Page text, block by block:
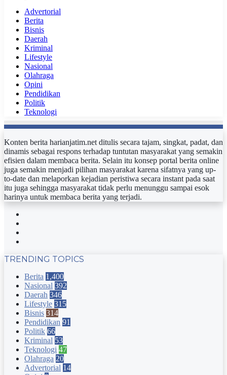
Advertorial
Berita
Bisnis
Daerah
Kriminal
Lifestyle
Nasional
Olahraga
Opini
Pendidikan
Politik
Teknologi
Konten berita harianjatim.net ditulis secara tajam, singkat, padat, dan
dinamis sebagai respons terhadap tuntutan masyarakat yang semakin
efisien dalam membaca berita. Selain itu konsep portal berita online
juga semakin menjadi pilihan masyarakat karena sifatnya yang up-
to-date dan melaporkan kejadian peristiwa secara instant pada saat
itu juga sehingga masyarakat tidak perlu menunggu sampai esok
harinya untuk membaca berita yang terjadi.
TRENDING TOPICS
Berita 1,400
Nasional 392
Daerah 346
Lifestyle 315
Bisnis 314
Pendidikan 91
Politik 66
Kriminal 53
Teknologi 47
Olahraga 20
Advertorial 14